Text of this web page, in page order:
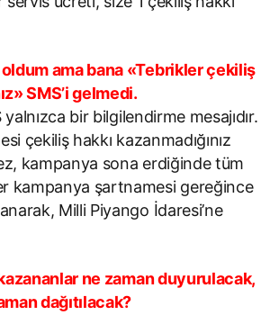
ama bana «Tebrikler çekiliş
SMS’i gelmedi.
bir bilgilendirme mesajıdır.
çekiliş hakkı kazanmadığınız
kampanya sona erdiğinde tüm
kampanya şartnamesi gereğince
Milli Piyango İdaresi’ne
ne zaman duyurulacak,
dağıtılacak?